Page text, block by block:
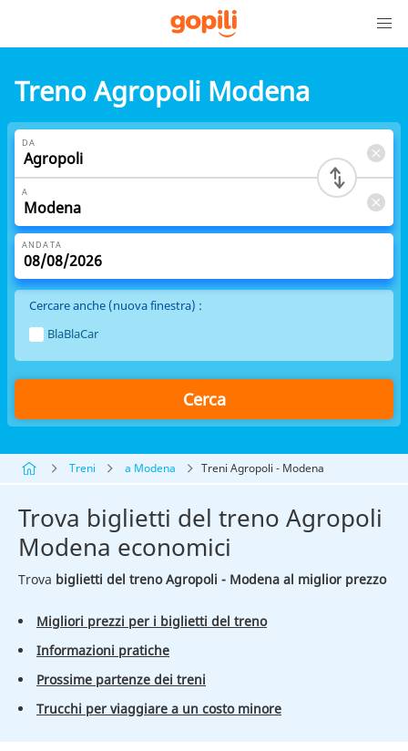
Treno Agropoli Modena
DA
A
ANDATA
Cercare anche (nuova finestra) :
BlaBlaCar
Cerca
Treni a Modena Treni Agropoli - Modena
Trova biglietti del treno Agropoli
Modena economici
Trova biglietti del treno Agropoli - Modena al miglior prezzo
Migliori prezzi per i biglietti del treno
Informazioni pratiche
Prossime partenze dei treni
Trucchi per viaggiare a un costo minore